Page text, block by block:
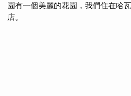
園有一個美麗的花園，我們住在哈
店。